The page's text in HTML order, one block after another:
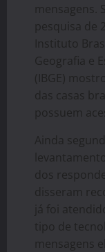
mensagens.
pesquisa de
Instituto
Geografia e
(IBGE)
das casas
possuem
Ainda
dos
disseram
já foi
tipo de
mensagens